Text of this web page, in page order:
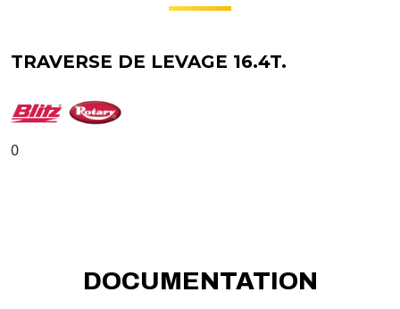
TRAVERSE DE LEVAGE 16.4T.
0
DOCUMENTATION